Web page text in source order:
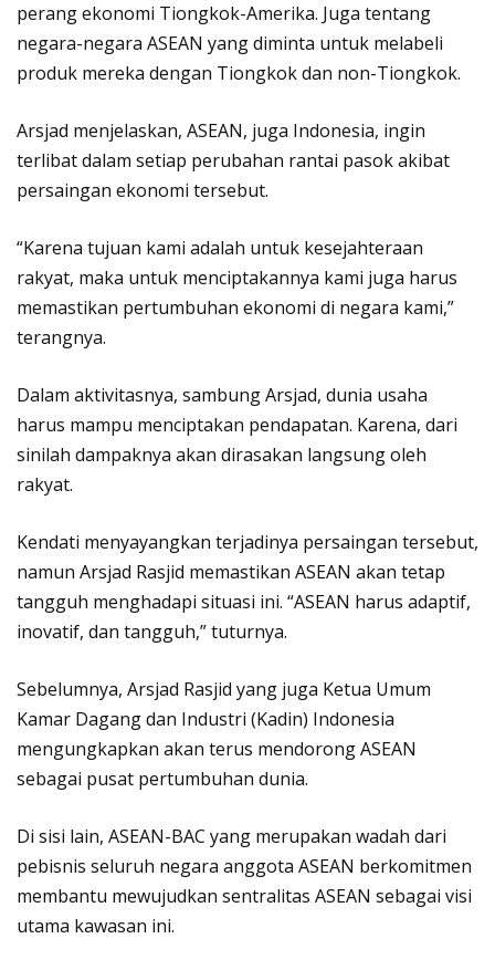
perang ekonomi Tiongkok-Amerika. Juga tentang
negara-negara ASEAN yang diminta untuk melabeli
produk mereka dengan Tiongkok dan non-Tiongkok.
Arsjad menjelaskan, ASEAN, juga Indonesia, ingin
terlibat dalam setiap perubahan rantai pasok akibat
persaingan ekonomi tersebut.
“Karena tujuan kami adalah untuk kesejahteraan
rakyat, maka untuk menciptakannya kami juga harus
memastikan pertumbuhan ekonomi di negara kami,”
terangnya.
Dalam aktivitasnya, sambung Arsjad, dunia usaha
harus mampu menciptakan pendapatan. Karena, dari
sinilah dampaknya akan dirasakan langsung oleh
rakyat.
Kendati menyayangkan terjadinya persaingan tersebut,
namun Arsjad Rasjid memastikan ASEAN akan tetap
tangguh menghadapi situasi ini. “ASEAN harus adaptif,
inovatif, dan tangguh,” tuturnya.
Sebelumnya, Arsjad Rasjid yang juga Ketua Umum
Kamar Dagang dan Industri (Kadin) Indonesia
mengungkapkan akan terus mendorong ASEAN
sebagai pusat pertumbuhan dunia.
Di sisi lain, ASEAN-BAC yang merupakan wadah dari
pebisnis seluruh negara anggota ASEAN berkomitmen
membantu mewujudkan sentralitas ASEAN sebagai visi
utama kawasan ini.